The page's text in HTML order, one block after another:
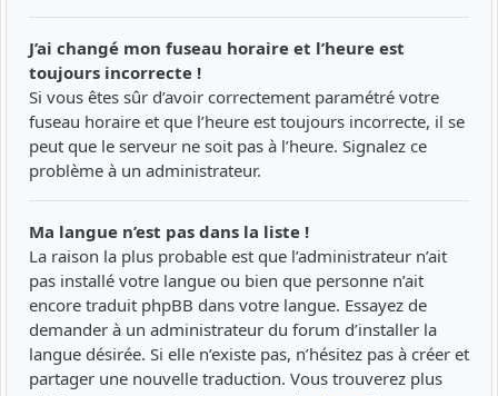
J’ai changé mon fuseau horaire et l’heure est
toujours incorrecte !
Si vous êtes sûr d’avoir correctement paramétré votre
fuseau horaire et que l’heure est toujours incorrecte, il se
peut que le serveur ne soit pas à l’heure. Signalez ce
problème à un administrateur.
Ma langue n’est pas dans la liste !
La raison la plus probable est que l’administrateur n’ait
pas installé votre langue ou bien que personne n’ait
encore traduit phpBB dans votre langue. Essayez de
demander à un administrateur du forum d’installer la
langue désirée. Si elle n’existe pas, n’hésitez pas à créer et
partager une nouvelle traduction. Vous trouverez plus